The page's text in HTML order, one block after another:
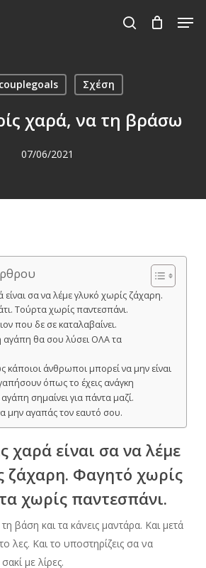
search
Σχέση
χαρά, να τη βράσω
07/06/2021
σα να λέμε γλυκό χωρίς ζάχαρη.
Τούρτα χωρίς παντεσπάνι.
που δε σε καταλαβαίνει.
αγάπη θα σου λύσει ΟΛΑ τα
κάποιοι άνθρωποι μπορεί να μην είναι
όπως το έχεις ανάγκη
σημαίνει για πάντα μαζί.
μην αγαπάς τον εαυτό σου.
χαρά είναι σα να λέμε
ζάχαρη. Φαγητό χωρίς
χωρίς παντεσπάνι.
βάση και τα κάνεις μαντάρα. Και μετά
λες. Και το υποστηρίζεις σα να
με λίρες.